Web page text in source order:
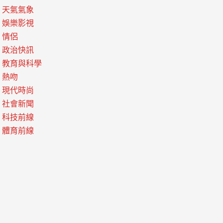
天氣氣象
娛樂影視
情侶
政治快訊
教育與科學
熱吻
現代時尚
社會新聞
科技前線
體育前線